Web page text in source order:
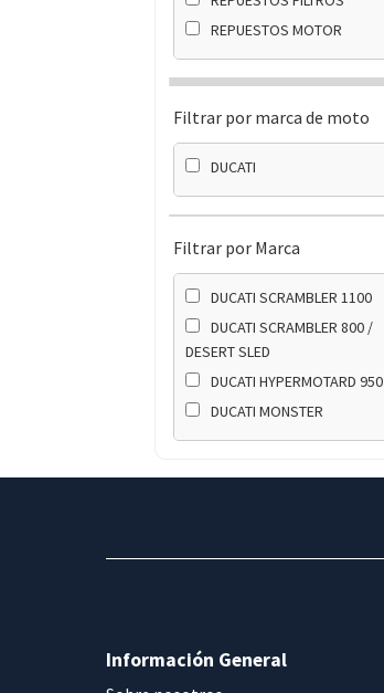
REPUESTOS MOTOR
Filtrar por marca de moto
DUCATI
Filtrar por Marca
DUCATI SCRAMBLER 1100
DUCATI SCRAMBLER 800 /
DESERT SLED
DUCATI HYPERMOTARD 950
DUCATI MONSTER
Información General